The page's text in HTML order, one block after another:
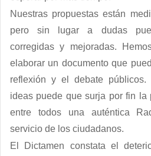
Nuestras propuestas están
pero sin lugar a dudas
corregidas y mejoradas.
elaborar un documento que
reflexión y el debate
ideas puede que surja por fin la
entre todos una auténtica
servicio de los ciudadanos.
El Dictamen constata el